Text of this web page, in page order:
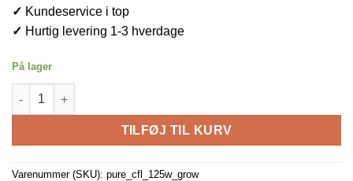
✓ Kundeservice i top
✓ Hurtig levering 1-3 hverdage
På lager
Pure Light 125W Grow-CFL sparepære antal
TILFØJ TIL KURV
Varenummer (SKU): pure_cfl_125w_grow